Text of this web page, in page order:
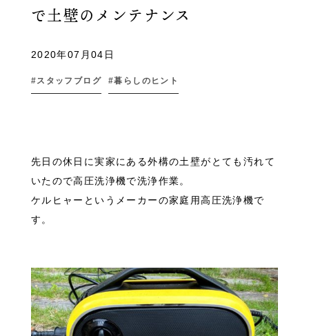
で土壁のメンテナンス
2020年07月04日
スタッフブログ 暮らしのヒント
先日の休日に実家にある外構の土壁がとても汚れて
いたので高圧洗浄機で洗浄作業。
ケルヒャーというメーカーの家庭用高圧洗浄機で
す。